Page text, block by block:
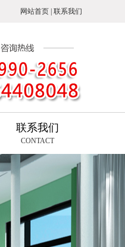
网站首页 联系我们
联系我们
CONTACT